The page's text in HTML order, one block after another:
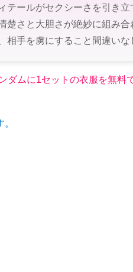
テールがセクシーさを引き立
楚さと大胆さが絶妙に組み合
相手を虜にすること間違いな
ダムに1セットの衣服を無料